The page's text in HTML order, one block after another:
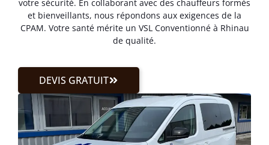
votre sécurité. En collaborant avec des chauffeurs formés
et bienveillants, nous répondons aux exigences de la
CPAM. Votre santé mérite un VSL Conventionné à Rhinau
de qualité.
DEVIS GRATUIT